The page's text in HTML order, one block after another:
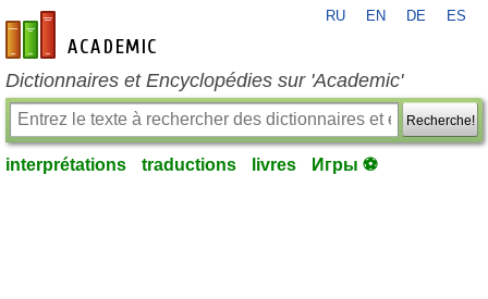
fr-academic.com
RU EN DE ES
Dictionnaires et Encyclopédies sur 'Academic'
Recherche!
interprétations traductions livres Игры ⚽